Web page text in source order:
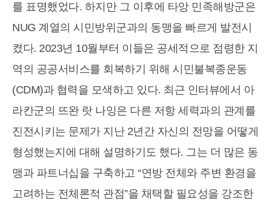
를 표명했었다. 하지만 그 이후에 타앙 민족해방군은
NUG 계열의 시민방위군과의 동맹을 빠르게 발전시
켰다. 2023년 10월부터 이들은 공세적으로 점령한 지
역의 공공서비스를 회복하기 위해 시민불복종운동
(CDM)과 협력을 모색하고 있다. 최근 인터뷰에서 아
라칸군의 뜨완 랏 나잉은 다른 저항 세력과의 관계를
진전시키는 문제가 지난 2년간 자신의 전망을 어떻게
형성했는지에 대해 설명하기도 했다. 그는 더 많은 동
맹과 파트너십을 구축하고 “연방 전체와 주변 환경을
고려하는 전체론적 관점”을 채택할 필요성을 강조한